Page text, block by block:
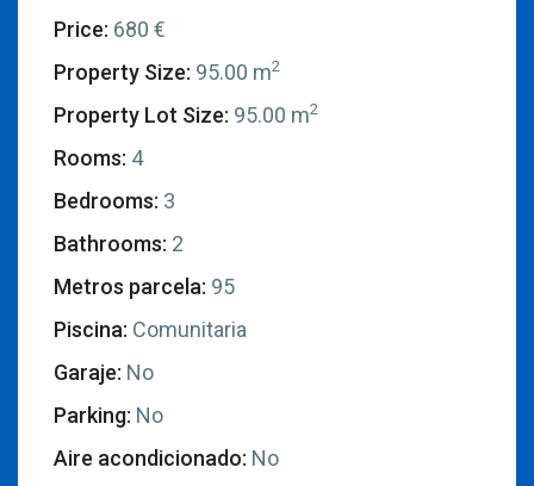
Price: 680 €
Property Size: 95.00 m2
Property Lot Size: 95.00 m2
Rooms: 4
Bedrooms: 3
Bathrooms: 2
Metros parcela: 95
Piscina: Comunitaria
Garaje: No
Parking: No
Aire acondicionado: No